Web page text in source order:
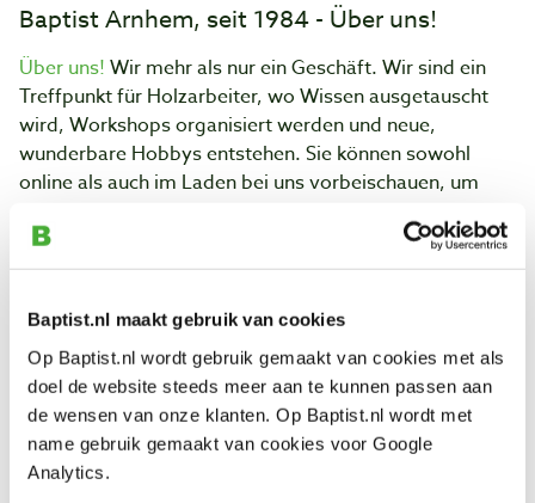
Baptist.nl maakt gebruik van cookies
Op Baptist.nl wordt gebruik gemaakt van cookies met als
doel de website steeds meer aan te kunnen passen aan
de wensen van onze klanten. Op Baptist.nl wordt met
name gebruik gemaakt van cookies voor Google
Analytics.
Baptist Arnhem, seit 1984 - Über uns!
Über uns! Wir mehr als nur ein Geschäft. Wir sind ein
Treffpunkt für Holzarbeiter, wo Wissen ausgetauscht
wird, Workshops organisiert werden und neue,
wunderbare Hobbys entstehen. Sie können sowohl
online als auch im Laden bei uns vorbeischauen, um
unseren erfahrenen Mitarbeitern beraten und entdecken
Sie das umfangreiche Sortiment an Qualitätsprodukten!
Ihres Projekts. Das gesamte Sortiment an einem Ort!
Das können Sie von Baptist erwarten:
Großes Sortiment
Qualitativ
hochwertiges Werkzeug